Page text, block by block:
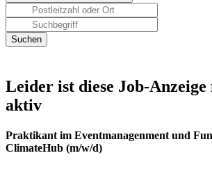
Leider ist diese Job-
aktiv
Praktikant im Eventmanagenment und
ClimateHub (m/w/d)